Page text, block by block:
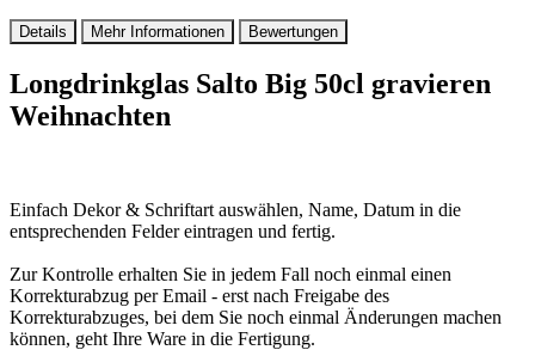
Details Mehr Informationen Bewertungen
Longdrinkglas Salto Big 50cl gravieren
Weihnachten
Einfach Dekor & Schriftart auswählen, Name, Datum in die
entsprechenden Felder eintragen und fertig.
Zur Kontrolle erhalten Sie in jedem Fall noch einmal einen
Korrekturabzug per Email - erst nach Freigabe des
Korrekturabzuges, bei dem Sie noch einmal Änderungen machen
können, geht Ihre Ware in die Fertigung.